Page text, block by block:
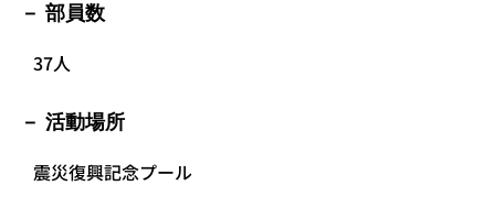
部員数
37人
活動場所
震災復興記念プール